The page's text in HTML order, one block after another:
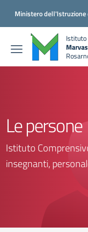
Ministero dell'Istruzione
Istituto
Le persone
Istituto
insegnanti,